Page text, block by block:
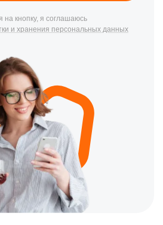
на кнопку, я соглашаюсь
и хранения персональных данных